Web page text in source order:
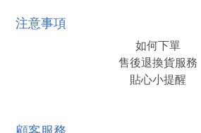
注意事項
如何下單
售後退換貨服務
貼心小提醒